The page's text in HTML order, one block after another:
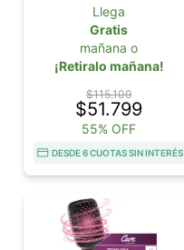
Llega
Gratis
mañana o
¡Retiralo mañana!
$115.109
$51.799
55% OFF
DESDE 6 CUOTAS SIN INTERÉS